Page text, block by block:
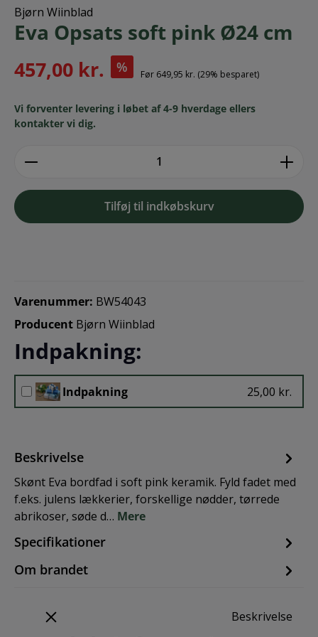
Bjørn Wiinblad
Eva Opsats soft pink Ø24 cm
457,00 kr. % Før 649,95 kr. (29% besparet)
Vi forventer levering i løbet af 4-9 hverdage ellers
kontakter vi dig.
Tilføj til indkøbskurv
Varenummer: BW54043
Producent Bjørn Wiinblad
Indpakning:
Indpakning 25,00 kr.
Beskrivelse
Skønt Eva bordfad i soft pink keramik. Fyld fadet med
f.eks. julens lækkerier, forskellige nødder, tørrede
abrikoser, søde d… Mere
Specifikationer
Om brandet
Beskrivelse